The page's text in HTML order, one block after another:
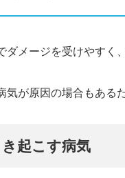
ダメージを受けやすく
気が原因の場合もある
起こす病気